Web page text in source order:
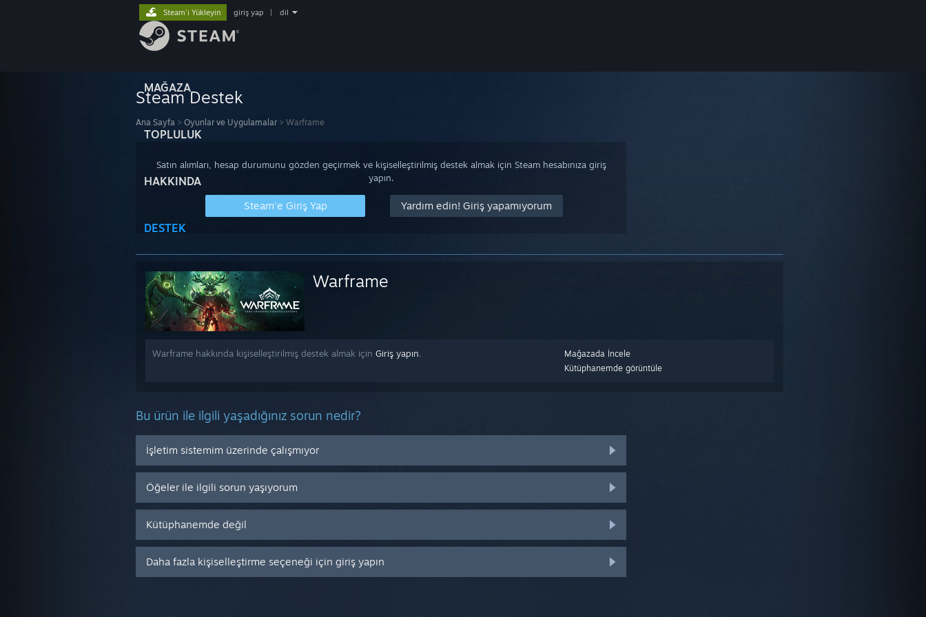
MAĞAZA
TOPLULUK
HAKKINDA
DESTEK
Steam'i Yükleyin giriş yap dil
Steam Destek
Ana Sayfa > Oyunlar ve Uygulamalar > Warframe
Satın alımları, hesap durumunu gözden geçirmek ve kişiselleştirilmiş destek almak için Steam hesabınıza giriş
yapın.
Steam'e Giriş Yap Yardım edin! Giriş yapamıyorum
Warframe
Mağazada İncele
Kütüphanemde görüntüle
Warframe hakkında kişiselleştirilmiş destek almak için Giriş yapın.
Bu ürün ile ilgili yaşadığınız sorun nedir?
İşletim sistemim üzerinde çalışmıyor
Öğeler ile ilgili sorun yaşıyorum
Kütüphanemde değil
Daha fazla kişiselleştirme seçeneği için giriş yapın